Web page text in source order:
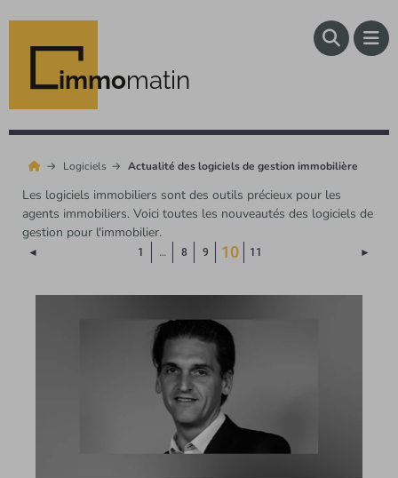
immomatin
Logiciels Actualité des logiciels de gestion immobilière
Les logiciels immobiliers sont des outils précieux pour les
agents immobiliers. Voici toutes les nouveautés des logiciels de
gestion pour l'immobilier.
◄ 1 … 8 9 10(Page courante)
11 ►